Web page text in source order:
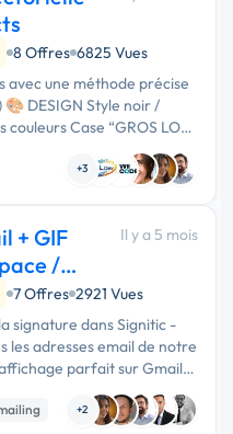
8 Offres 6825 Vues
avec une méthode précise
DESIGN Style noir /
Case “GROS LOT”
et homogène) Centre
+3
+ GIF
/
Il y a 5 mois
7 Offres 2921 Vues
signature dans Signitic -
les adresses email de notre
parfait sur Gmail,
Conseil attendu sur …
+2